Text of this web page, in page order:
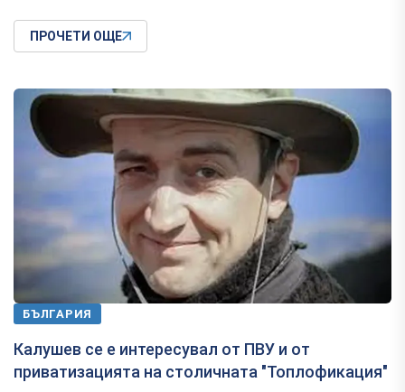
ПРОЧЕТИ ОЩЕ
БЪЛГАРИЯ
Калушев се е интересувал от ПВУ и от
приватизацията на столичната "Топлофикация"